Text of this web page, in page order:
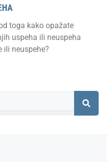
toga kako opažate
uspeha ili neuspeha
ili neuspehe?